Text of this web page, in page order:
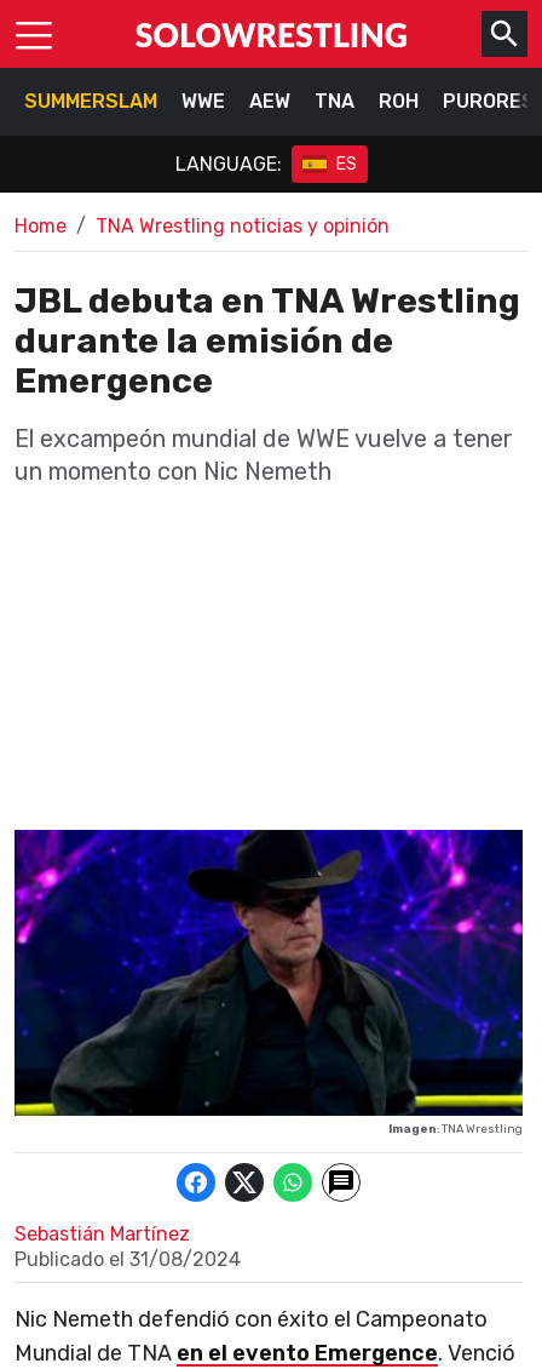
SUMMERSLAM WWE AEW TNA ROH
LANGUAGE: ES
Home TNA Wrestling noticias y opinión
JBL debuta en TNA Wrestling
durante la emisión de
Emergence
El excampeón mundial de WWE vuelve a tener
un momento con Nic Nemeth
Imagen: TNA Wrestling
Sebastián Martínez
Publicado el 31/08/2024
Nic Nemeth defendió con éxito el Campeonato
Mundial de TNA en el evento Emergence. Venció